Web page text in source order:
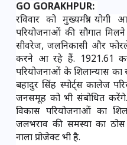
GO GORAKHPUR:
रविवार को मुख्यमंत्री
परियोजनाओं की सौगात
सीवरेज, जलनिकासी और
करने आ रहे हैं. 1921.61
परियोजनाओं के शिलान्यास का
बहादुर सिंह स्पोर्ट्स कालेज
जनसमूह को भी संबोधित करेंगे.
विकास परियोजनाओं का
जलभराव की समस्या का ठोस
नाला प्रोजेक्ट भी है.